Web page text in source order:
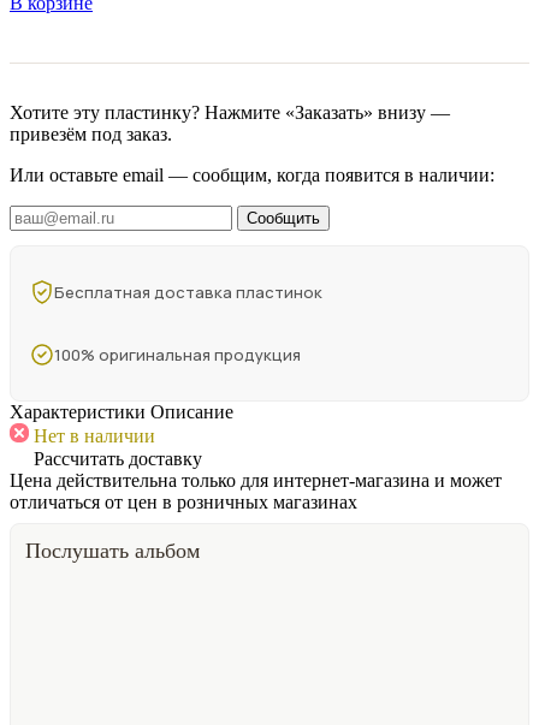
Хотите эту пластинку? Нажмите «Заказать» внизу —
привезём под заказ.
Или оставьте email — сообщим, когда появится в наличии:
Сообщить
Бесплатная доставка пластинок
100% оригинальная продукция
Характеристики Описание
Нет в наличии
Рассчитать доставку
Цена действительна только для интернет-магазина и может
отличаться от цен в розничных магазинах
Послушать альбом